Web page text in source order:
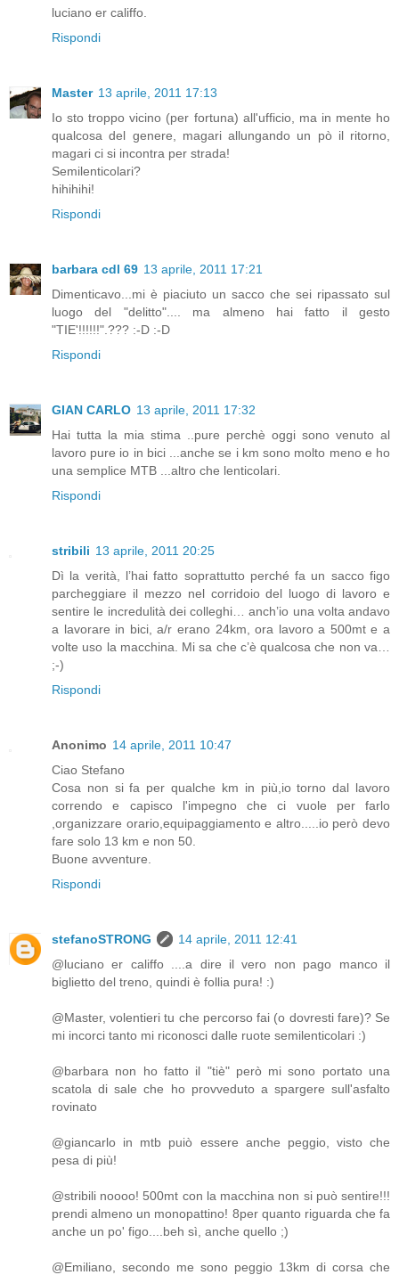
luciano er califfo.
Rispondi
Master 13 aprile, 2011 17:13
Io sto troppo vicino (per fortuna) all'ufficio, ma in mente ho
qualcosa del genere, magari allungando un pò il ritorno,
magari ci si incontra per strada!
Semilenticolari?
hihihihi!
Rispondi
barbara cdl 69 13 aprile, 2011 17:21
Dimenticavo...mi è piaciuto un sacco che sei ripassato sul
luogo del "delitto".... ma almeno hai fatto il gesto
"TIE'!!!!!!".??? :-D :-D
Rispondi
GIAN CARLO 13 aprile, 2011 17:32
Hai tutta la mia stima ..pure perchè oggi sono venuto al
lavoro pure io in bici ...anche se i km sono molto meno e ho
una semplice MTB ...altro che lenticolari.
Rispondi
stribili 13 aprile, 2011 20:25
Dì la verità, l’hai fatto soprattutto perché fa un sacco figo
parcheggiare il mezzo nel corridoio del luogo di lavoro e
sentire le incredulità dei colleghi… anch’io una volta andavo
a lavorare in bici, a/r erano 24km, ora lavoro a 500mt e a
volte uso la macchina. Mi sa che c’è qualcosa che non va…
;-)
Rispondi
Anonimo 14 aprile, 2011 10:47
Ciao Stefano
Cosa non si fa per qualche km in più,io torno dal lavoro
correndo e capisco l'impegno che ci vuole per farlo
,organizzare orario,equipaggiamento e altro.....io però devo
fare solo 13 km e non 50.
Buone avventure.
Rispondi
stefanoSTRONG
14 aprile, 2011 12:41
@luciano er califfo ....a dire il vero non pago manco il
biglietto del treno, quindi è follia pura! :)
@Master, volentieri tu che percorso fai (o dovresti fare)? Se
mi incorci tanto mi riconosci dalle ruote semilenticolari :)
@barbara non ho fatto il "tiè" però mi sono portato una
scatola di sale che ho provveduto a spargere sull'asfalto
rovinato
@giancarlo in mtb puiò essere anche peggio, visto che
pesa di più!
@stribili noooo! 500mt con la macchina non si può sentire!!!
prendi almeno un monopattino! 8per quanto riguarda che fa
anche un po' figo....beh sì, anche quello ;)
@Emiliano, secondo me sono peggio 13km di corsa che